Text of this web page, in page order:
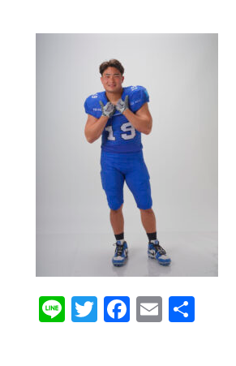
LineTwitter
Facebook
Email
共